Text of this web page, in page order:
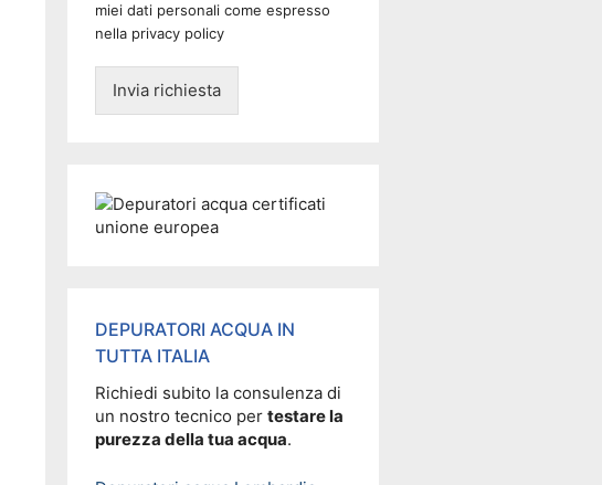
miei dati personali come espresso
nella privacy policy
Invia richiesta
DEPURATORI ACQUA IN
TUTTA ITALIA
Richiedi subito la consulenza di
un nostro tecnico per testare la
purezza della tua acqua.